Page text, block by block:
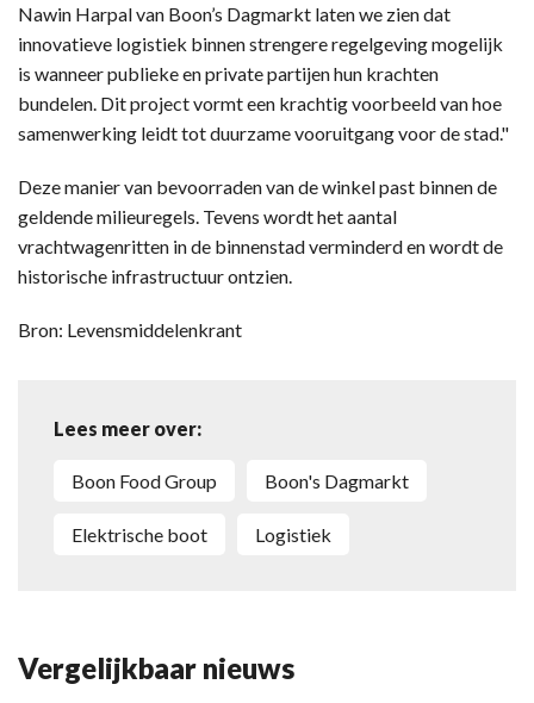
Nawin Harpal van Boon’s Dagmarkt laten we zien dat
innovatieve logistiek binnen strengere regelgeving mogelijk
is wanneer publieke en private partijen hun krachten
bundelen. Dit project vormt een krachtig voorbeeld van hoe
samenwerking leidt tot duurzame vooruitgang voor de stad."
Deze manier van bevoorraden van de winkel past binnen de
geldende milieuregels. Tevens wordt het aantal
vrachtwagenritten in de binnenstad verminderd en wordt de
historische infrastructuur ontzien.
Bron: Levensmiddelenkrant
Lees meer over:
Boon Food Group Boon's Dagmarkt
elektrische boot logistiek
Vergelijkbaar nieuws